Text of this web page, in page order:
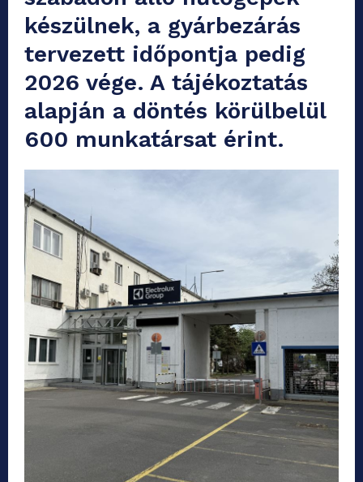
készülnek, a gyárbezárás
tervezett időpontja pedig
2026 vége. A tájékoztatás
alapján a döntés körülbelül
600 munkatársat érint.